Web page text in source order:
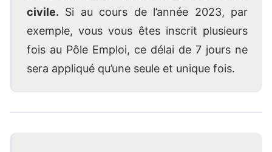
civile. Si au cours de l’année 2023, par
exemple, vous vous êtes inscrit plusieurs
fois au Pôle Emploi, ce délai de 7 jours ne
sera appliqué qu’une seule et unique fois.